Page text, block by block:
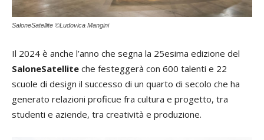
SaloneSatellite ©Ludovica Mangini
Il 2024 è anche l’anno che segna la 25esima edizione del
SaloneSatellite che festeggerà con 600 talenti e 22
scuole di design il successo di un quarto di secolo che ha
generato relazioni proficue fra cultura e progetto, tra
studenti e aziende, tra creatività e produzione.